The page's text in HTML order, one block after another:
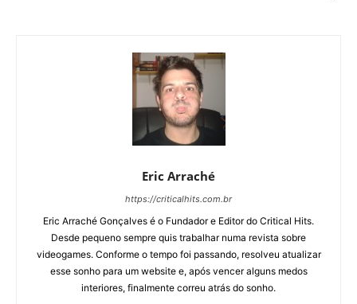
Eric Arraché
https://criticalhits.com.br
Eric Arraché Gonçalves é o Fundador e Editor do Critical Hits.
Desde pequeno sempre quis trabalhar numa revista sobre
videogames. Conforme o tempo foi passando, resolveu atualizar
esse sonho para um website e, após vencer alguns medos
interiores, finalmente correu atrás do sonho.